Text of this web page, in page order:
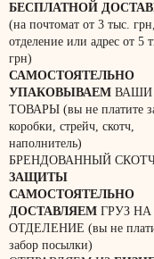
БЕСПЛАТНОЙ
(на почтомат от 3 тыс.
отделение или адрес от 5
грн)
САМОСТОЯТЕЛЬНО
УПАКОВЫВАЕМ ВАШИ
ТОВАРЫ (вы не платите
коробки, стрейч, скотч,
наполнитель)
БРЕНДОВАННЫЙ
ЗАЩИТЫ
САМОСТОЯТЕЛЬНО
ДОСТАВЛЯЕМ ГРУЗ НА
ОТДЕЛЕНИЕ (вы не
забор посылки)